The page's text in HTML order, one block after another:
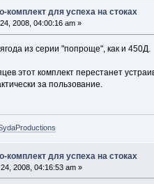
комплект для успеха на стоках
2008, 04:00:16 am »
из серии "попроще", как и 450Д.
этот комплект перестанет
за пользование.
комплект для успеха на стоках
2008, 04:16:53 am »